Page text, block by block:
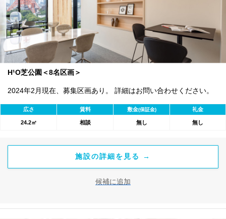
H¹O芝公園＜8名区画＞
2024年2月現在、募集区画あり。 詳細はお問い合わせください。
広さ 賃料 敷金(保証金) 礼金
24.2㎡ 相談 無し 無し
施設の詳細を見る →
候補に追加